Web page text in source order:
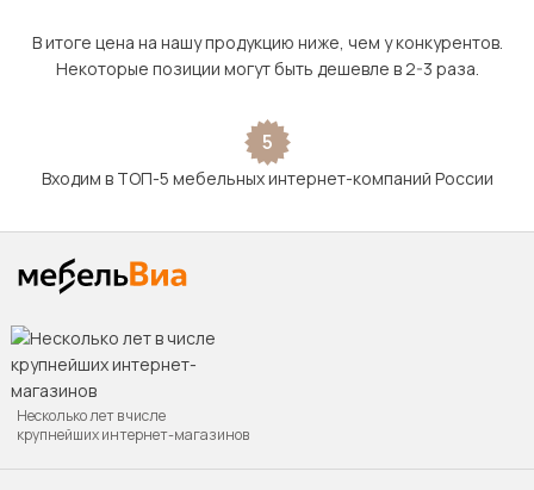
В итоге цена на нашу продукцию ниже, чем у конкурентов.
Некоторые позиции могут быть дешевле в 2-3 раза.
5
Входим в ТОП-5 мебельных интернет-компаний России
Несколько лет в числе
крупнейших интернет-магазинов